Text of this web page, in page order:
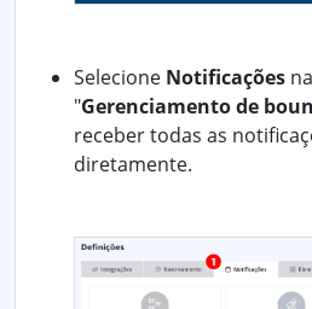
Selecione Notificações
"Gerenciamento de
receber todas as
diretamente.